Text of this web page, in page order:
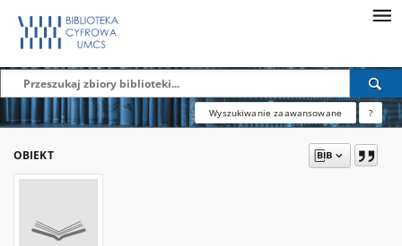
Wyszukiwanie zaawansowane ?
OBIEKT